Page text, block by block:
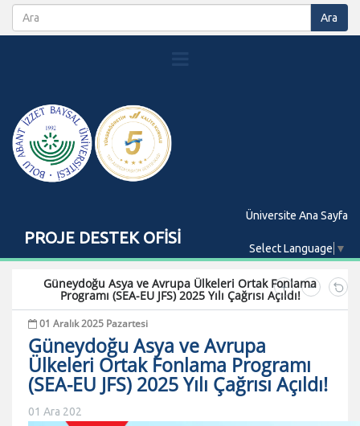
PROJE DESTEK OFİSİ
Üniversite Ana Sayfa
Select Language ▼
Güneydoğu Asya ve Avrupa Ülkeleri Ortak Fonlama
Programı (SEA-EU JFS) 2025 Yılı Çağrısı Açıldı!
01 Aralık 2025 Pazartesi
Güneydoğu Asya ve Avrupa
Ülkeleri Ortak Fonlama Programı
(SEA-EU JFS) 2025 Yılı Çağrısı Açıldı!
01 Ara 202